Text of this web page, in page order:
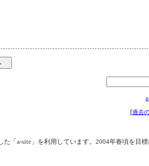
[過去
た「a-site」を利用しています。2004年春頃を目